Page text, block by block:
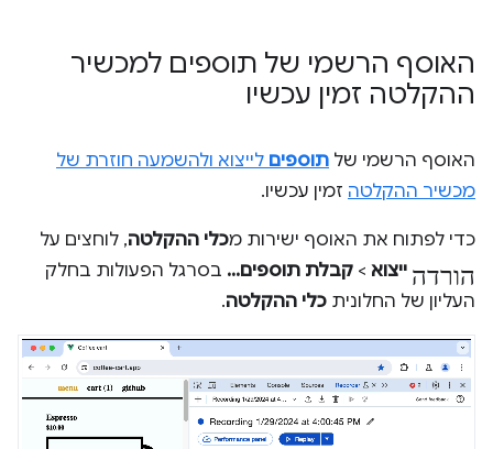
האוסף הרשמי של תוספים למכשיר
ההקלטה זמין עכשיו
האוסף הרשמי של תוספים לייצוא ולהשמעה חוזרת של
מכשיר ההקלטה זמין עכשיו.
כדי לפתוח את האוסף ישירות מכלי ההקלטה, לוחצים על
הורדה ייצוא > קבלת תוספים... בסרגל הפעולות בחלק
העליון של החלונית כלי ההקלטה.